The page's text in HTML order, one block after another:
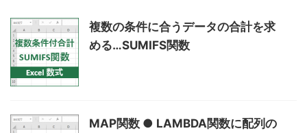
複数の条件に合うデータの合計を求
める…SUMIFS関数
MAP関数 ● LAMBDA関数に配列の